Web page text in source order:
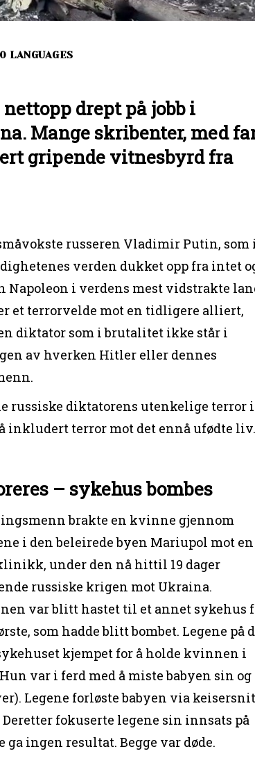
LANGUAGES
drept på jobb i
Mange skribenter, med
gripende vitnesbyrd fra
russeren Vladimir Putin, som
verden dukket opp fra intet
Napoleon i verdens mest vidstrakte
et terrorvelde mot en tidligere alliert,
diktator som i brutalitet ikke står i
av hverken Hitler eller dennes
russiske diktatorens utenkelige terror i
inkludert terror mot det ennå ufødte liv.
– sykehus bombes
brakte en kvinne gjennom
i den beleirede byen Mariupol mot en
under den nå hittil 19 dager
russiske krigen mot Ukraina.
var blitt hastet til et annet sykehus
som hadde blitt bombet. Legene på
kjempet for å holde kvinnen i
var i ferd med å miste babyen sin og
Legene forløste babyen via
fokuserte legene sin innsats på
ingen resultat. Begge var døde.